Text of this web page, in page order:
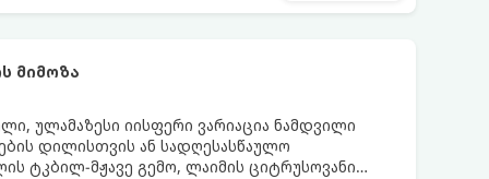
მიმოზა
ულამაზესი იისფერი ვარიაცია ნამდვილი
დილისთვის ან სადღესასწაულო
ტკბილ-მჟავე გემო, ლაიმის ციტრუსოვანი